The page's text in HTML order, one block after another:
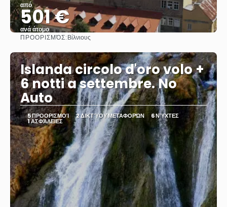
από
501 €
ανά άτομο
ΠΡΟΟΡΙΣΜΌΣ:Βίλνιους
Islanda circolo d'oro volo +
6 notti a settembre. No
Auto
5 ΠΡΟΟΡΙΣΜΟΊ 2 ΔΙΚΤΎΟΥ ΜΕΤΑΦΟΡΏΝ 6 ΝΎΧΤΕΣ
1 ΑΣΦΆΛΕΙΕΣ